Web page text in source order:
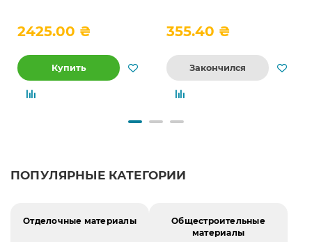
2425.00 ₴
Купить
355.40 ₴
Закончился
ПОПУЛЯРНЫЕ КАТЕГОРИИ
Отделочные материалы
Общестроительные
материалы